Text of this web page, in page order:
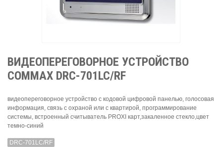
ВИДЕОПЕРЕГОВОРНОЕ УСТРОЙСТВО
COMMAX DRC-701LC/RF
видеопереговорное устройство с кодовой цифровой панелью, голосовая
информация, связь с охраной или с квартирой, программирование
системы, встроенный считыватель PROXI карт,закаленное стекло,цвет
темно-синий
DRC-701LC/RF